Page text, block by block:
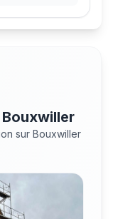
sur Bouxwiller